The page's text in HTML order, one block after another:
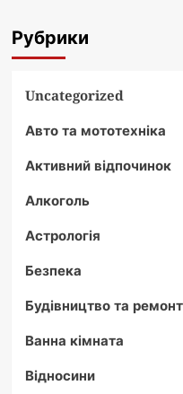
Рубрики
Uncategorized
Авто та мототехніка
Активний відпочинок
Алкоголь
Астрологія
Безпека
Будівництво та ремонт
Ванна кімната
Відносини